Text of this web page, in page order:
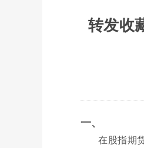
转发收
一、
在股指期